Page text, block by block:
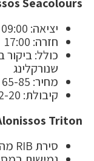
Seacolours
יציאה: 09:00 מפטיטירי
חזרה: 17:00
כולל:
שנורקלינג
מחיר: 65-85 יורו למבוגר
קיבולת: 12-20 נוסעים
Triton
סירת RIB מהירה ל-8 נוסעים